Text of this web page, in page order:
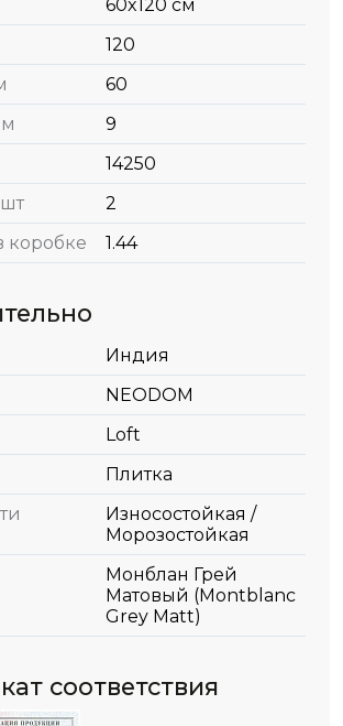
60x120 см
120
60
9
14250
2
коробке
1.44
Индия
NEODOM
Loft
Плитка
Износостойкая /
Морозостойкая
Монблан Грей
Матовый (Montblanc
Grey Matt)
соответствия